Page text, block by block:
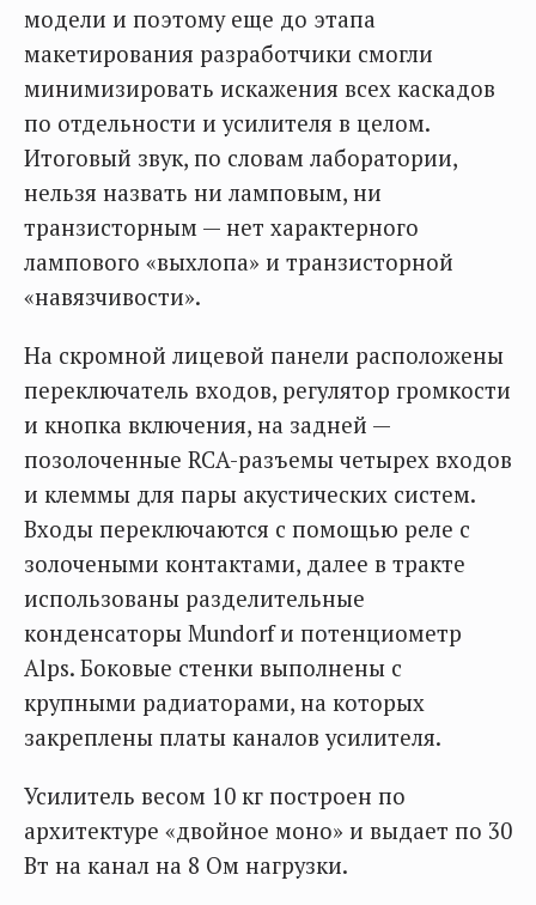
модели и поэтому еще до этапа
макетирования разработчики смогли
минимизировать искажения всех каскадов
по отдельности и усилителя в целом.
Итоговый звук, по словам лаборатории,
нельзя назвать ни ламповым, ни
транзисторным — нет характерного
лампового «выхлопа» и транзисторной
«навязчивости».
На скромной лицевой панели расположены
переключатель входов, регулятор громкости
и кнопка включения, на задней —
позолоченные RCA-разъемы четырех входов
и клеммы для пары акустических систем.
Входы переключаются с помощью реле с
золочеными контактами, далее в тракте
использованы разделительные
конденсаторы Mundorf и потенциометр
Alps. Боковые стенки выполнены с
крупными радиаторами, на которых
закреплены платы каналов усилителя.
Усилитель весом 10 кг построен по
архитектуре «двойное моно» и выдает по 30
Вт на канал на 8 Ом нагрузки.